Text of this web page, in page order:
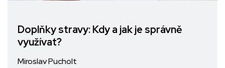
Doplňky stravy: Kdy a jak je správně
využívat?
Miroslav Pucholt